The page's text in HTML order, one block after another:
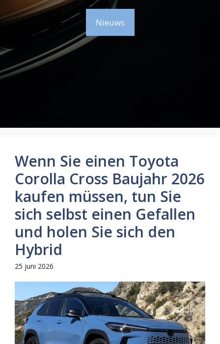
Nieuws
Wenn Sie einen Toyota
Corolla Cross Baujahr 2026
kaufen müssen, tun Sie
sich selbst einen Gefallen
und holen Sie sich den
Hybrid
25 juni 2026